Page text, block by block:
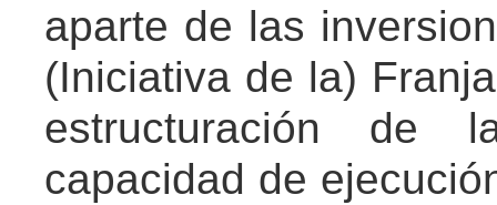
aparte de las
(Iniciativa de la)
estructuración de
capacidad de